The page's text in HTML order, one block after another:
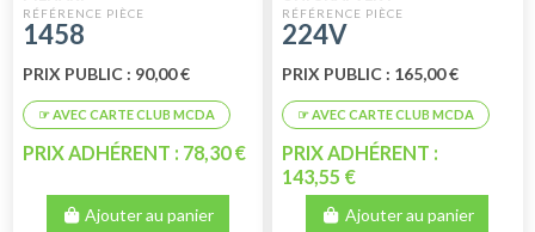
1458
PRIX PUBLIC : 90,00 €
PRIX ADHÉRENT : 78,30 €
Ajouter au panier
224V
PRIX PUBLIC : 165,00 €
PRIX ADHÉRENT :
143,55 €
Ajouter au panier